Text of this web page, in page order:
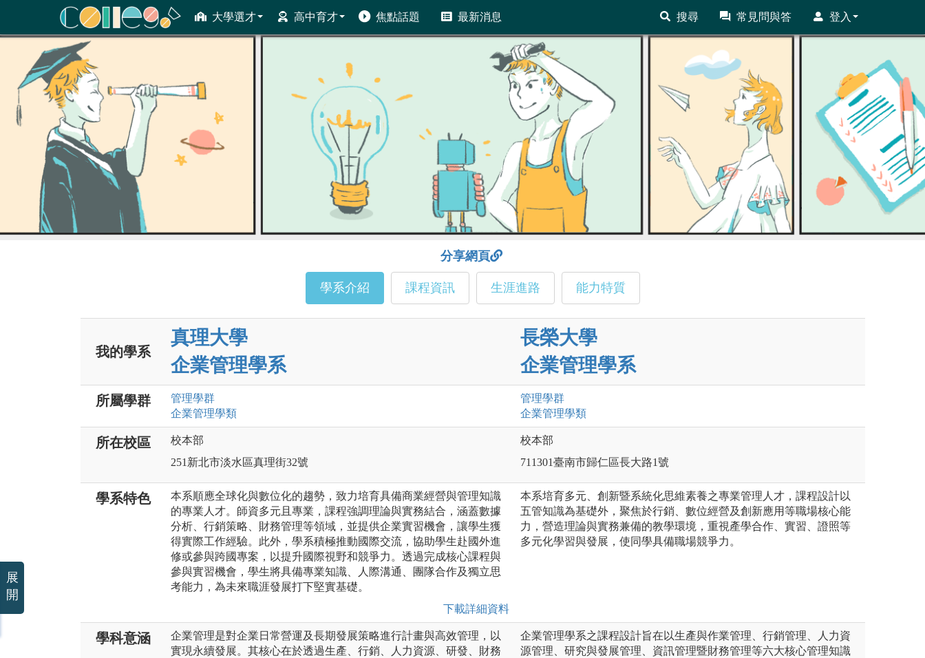
大學選才 高中育才 焦點話題 最新消息 搜尋 常見問與答 登入
ColleGo! 大學選才與高中育才輔助系統
分享網頁
學系介紹 課程資訊 生涯進路 能力特質
我的學系
真理大學
企業管理學系
長榮大學
企業管理學系
所屬學群 管理學群
企業管理學類
管理學群
企業管理學類
所在校區
校本部
251新北市淡水區真理街32號
校本部
711301臺南市歸仁區長大路1號
學系特色
本系順應全球化與數位化的趨勢，致力培育具備商業經營與管理知識
的專業人才。師資多元且專業，課程強調理論與實務結合，涵蓋數據
分析、行銷策略、財務管理等領域，並提供企業實習機會，讓學生獲
得實際工作經驗。此外，學系積極推動國際交流，協助學生赴國外進
修或參與跨國專案，以提升國際視野和競爭力。透過完成核心課程與
參與實習機會，學生將具備專業知識、人際溝通、團隊合作及獨立思
考能力，為未來職涯發展打下堅實基礎。
下載詳細資料
本系培育多元、創新暨系統化思維素養之專業管理人才，課程設計以
五管知識為基礎外，聚焦於行銷、數位經營及創新應用等職場核心能
力，營造理論與實務兼備的教學環境，重視產學合作、實習、證照等
多元化學習與發展，使同學具備職場競爭力。
學科意涵
企業管理是對企業日常營運及長期發展策略進行計畫與高效管理，以
實現永續發展。其核心在於透過生產、行銷、人力資源、研發、財務
企業管理學系之課程設計旨在以生產與作業管理、行銷管理、人力資
源管理、研究與發展管理、資訊管理暨財務管理等六大核心管理知識
展
開